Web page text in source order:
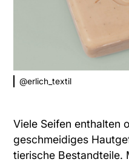
@erlich_textil
Viele Seifen enthalten
geschmeidiges
tierische Bestandteile.